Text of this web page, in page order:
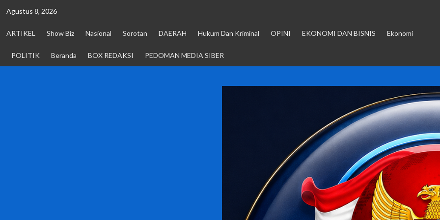
content
Agustus 8, 2026
ARTIKEL Show Biz Nasional Sorotan DAERAH Hukum Dan Kriminal OPINI EKONOMI DAN BISNIS Ekonomi
POLITIK Beranda BOX REDAKSI PEDOMAN MEDIA SIBER